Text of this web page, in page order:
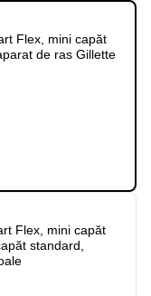
Flex, mini capăt
de ras Gillette
Flex, mini capăt
standard,